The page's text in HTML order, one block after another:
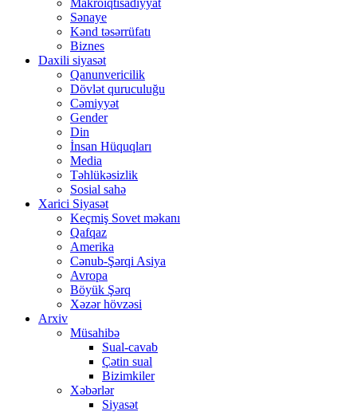
Makroiqtisadiyyat
Sənaye
Kənd təsərrüfatı
Biznes
Daxili siyasət
Qanunvericilik
Dövlət quruculuğu
Cəmiyyət
Gender
Din
İnsan Hüquqları
Media
Təhlükəsizlik
Sosial sahə
Xarici Siyasət
Keçmiş Sovet məkanı
Qafqaz
Amerika
Cənub-Şərqi Asiya
Avropa
Böyük Şərq
Xəzər hövzəsi
Arxiv
Müsahibə
Sual-cavab
Çətin sual
Bizimkiler
Xəbərlər
Siyasət